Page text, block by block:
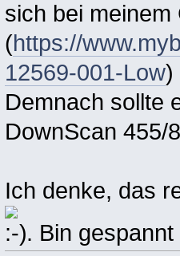
sich bei
(https://
12569-001-Low)
Demnach sollte
DownScan 455/
Ich denke, das
. Bin